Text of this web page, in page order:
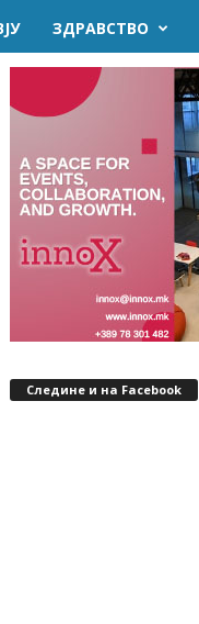
ЗДРАВСТВО
Следине и на Facebook